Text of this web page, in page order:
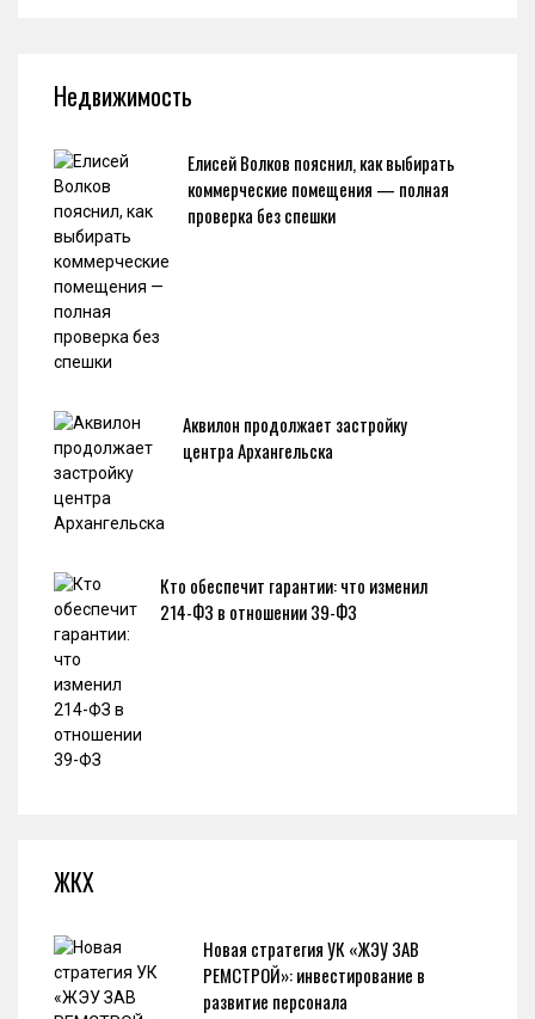
Недвижимость
Елисей Волков пояснил, как выбирать
коммерческие помещения — полная
проверка без спешки
Аквилон продолжает застройку
центра Архангельска
Кто обеспечит гарантии: что изменил
214-ФЗ в отношении 39-ФЗ
ЖКХ
Новая стратегия УК «ЖЭУ ЗАВ
РЕМСТРОЙ»: инвестирование в
развитие персонала